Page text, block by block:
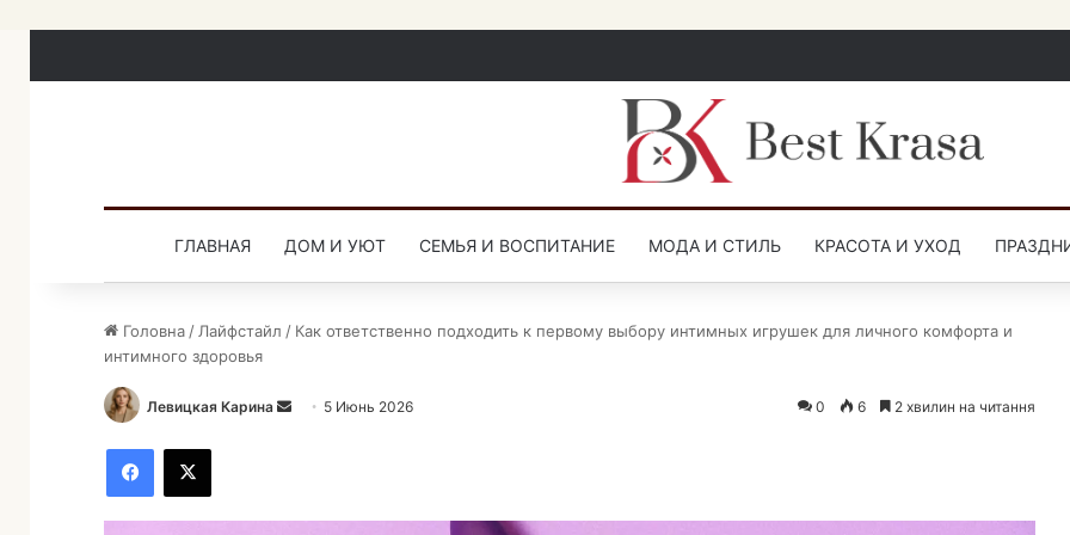
ГЛАВНАЯ ДОМ И УЮТ СЕМЬЯ И ВОСПИТАНИЕ МОДА И СТИЛЬ КРАСОТА И УХОД
Головна / Лайфстайл / Как ответственно подходить к первому выбору интимных игрушек для личного комфорта и
интимного здоровья
Левицкая Карина
а
5 Июнь 2026 0 6 2 хвилин на читання